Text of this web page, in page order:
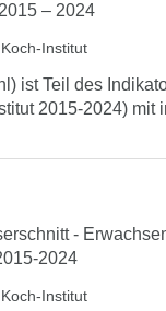
– 2024
Institut
ist Teil des
2015-2024) mit
-
2024
Institut